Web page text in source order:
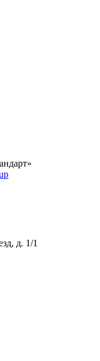
д. 1/1